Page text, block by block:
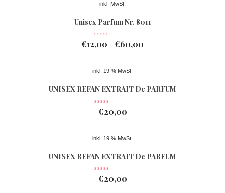
inkl. MwSt.
Unisex Parfum Nr. 8011
€12,00 – €60,00
inkl. 19 % MwSt.
UNISEX REFAN EXTRAIT De PARFUM
Nr 078
€20,00
inkl. 19 % MwSt.
UNISEX REFAN EXTRAIT De PARFUM
Nr 077
€20,00